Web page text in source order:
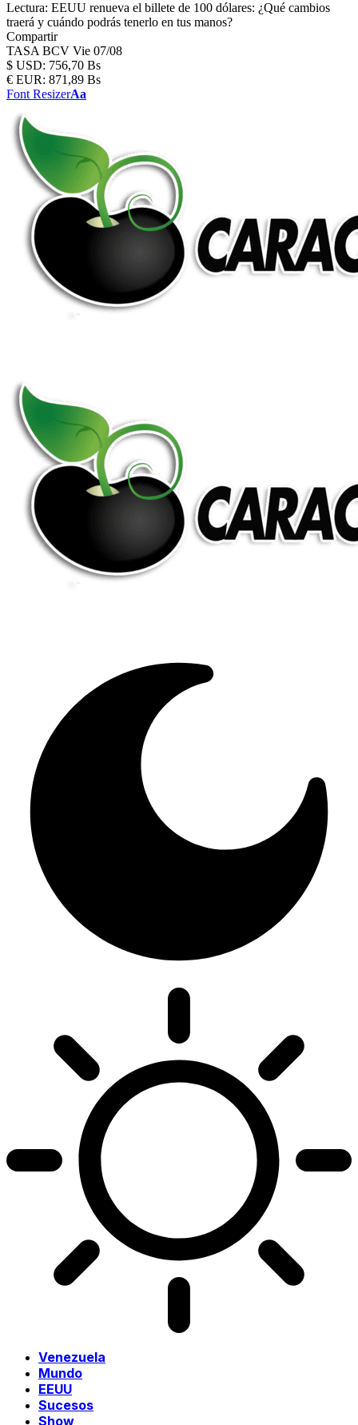
Lectura: EEUU renueva el billete de 100 dólares: ¿Qué cambios
traerá y cuándo podrás tenerlo en tus manos?
Compartir
TASA BCV Vie 07/08
$ USD: 756,70 Bs
€ EUR: 871,89 Bs
Font ResizerAa
Venezuela
Mundo
EEUU
Sucesos
Show